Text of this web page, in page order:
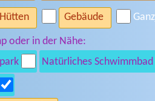
Hütten Gebäude
oder in der Nähe:
Natürliches Schwimmbad